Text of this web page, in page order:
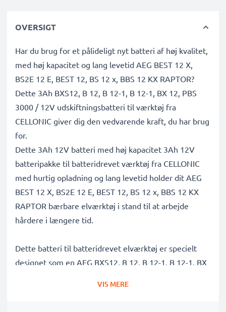
OVERSIGT
Har du brug for et pålideligt nyt batteri af høj kvalitet,
med høj kapacitet og lang levetid AEG BEST 12 X,
BS2E 12 E, BEST 12, BS 12 x, BBS 12 KX RAPTOR?
Dette 3Ah BXS12, B 12, B 12-1, B 12-1, BX 12, PBS
3000 / 12V udskiftningsbatteri til værktøj fra
CELLONIC giver dig den vedvarende kraft, du har brug
for.
Dette 3Ah 12V batteri med høj kapacitet 3Ah 12V
batteripakke til batteridrevet værktøj fra CELLONIC
med hurtig opladning og lang levetid holder dit AEG
BEST 12 X, BS2E 12 E, BEST 12, BS 12 x, BBS 12 KX
RAPTOR bærbare elværktøj i stand til at arbejde
hårdere i længere tid.
Dette batteri til batteridrevet elværktøj er specielt
designet som en AEG BXS12, B 12, B 12-1, B 12-1, BX
VIS MERE